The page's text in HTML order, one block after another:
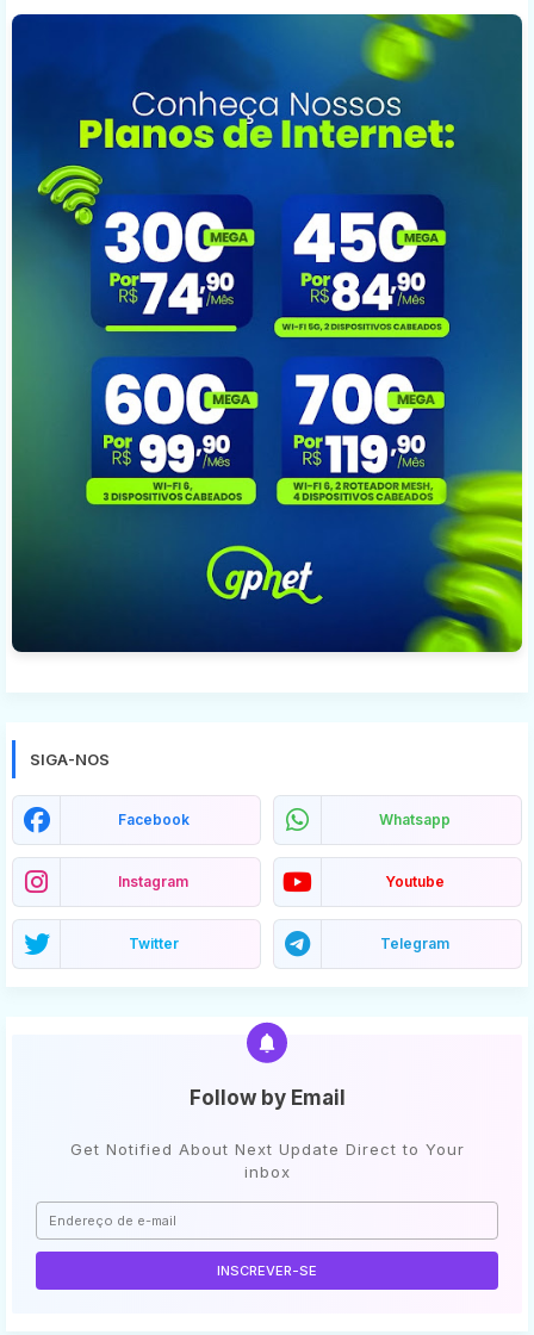
SIGA-NOS
Facebook Whatsapp
Instagram Youtube
Twitter Telegram
Follow by Email
Get Notified About Next Update Direct to Your
inbox